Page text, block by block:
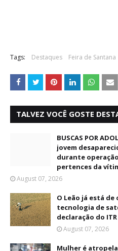
Tags: Destaques Feira de Santana
TALVEZ VOCÊ GOSTE
BUSCAS POR
jovem
durante
pertences da
August 07, 2026
O Leão já está
tecnologia de
declaração do
August 07, 2026
Mulher é